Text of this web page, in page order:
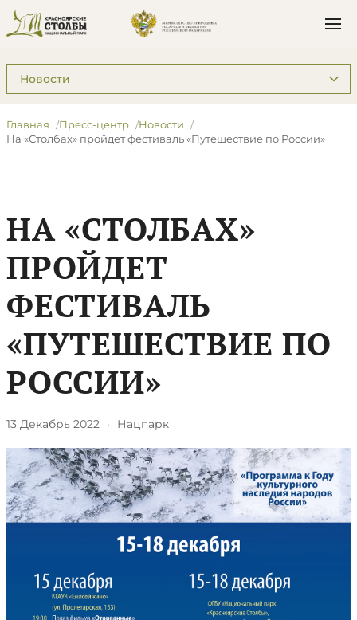
Подразделы: Пресс-центр
Главная Пресс-центр
Новости
​На «Столбах» пройдет фестиваль «Путешествие по России»
​НА «СТОЛБАХ»
ПРОЙДЕТ
ФЕСТИВАЛЬ
«ПУТЕШЕСТВИЕ ПО
РОССИИ»
13 Декабрь 2022 · Нацпарк